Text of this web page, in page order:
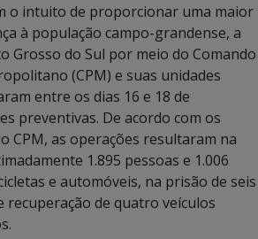
o intuito de proporcionar uma maior
à população campo-grandense, a
Grosso do Sul por meio do Comando
(CPM) e suas unidades
entre os dias 16 e 18 de
preventivas. De acordo com os
CPM, as operações resultaram na
1.895 pessoas e 1.006
e automóveis, na prisão de seis
recuperação de quatro veículos